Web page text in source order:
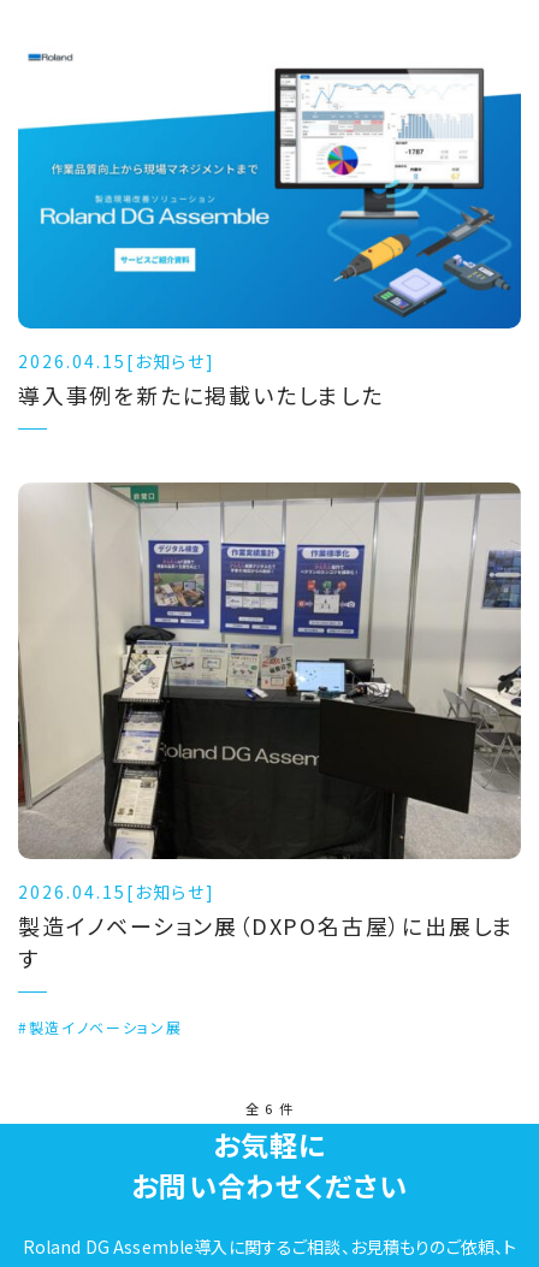
2026.04.15 [お知らせ]
導入事例を新たに掲載いたしました
2026.04.15 [お知らせ]
製造イノベーション展（DXPO名古屋）に出展しま
す
#製造イノベーション展
全 6 件
お気軽に
お問い合わせください
Roland DG Assemble導入に関するご相談、お見積もりのご依頼、ト